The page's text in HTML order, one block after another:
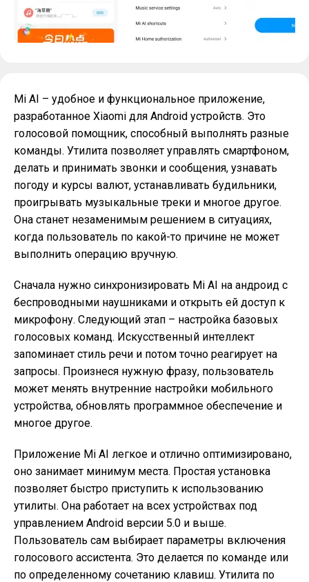
Mi AI – удобное и функциональное приложение,
разработанное Xiaomi для Android устройств. Это
голосовой помощник, способный выполнять разные
команды. Утилита позволяет управлять смартфоном,
делать и принимать звонки и сообщения, узнавать
погоду и курсы валют, устанавливать будильники,
проигрывать музыкальные треки и многое другое.
Она станет незаменимым решением в ситуациях,
когда пользователь по какой-то причине не может
выполнить операцию вручную.
Сначала нужно синхронизировать Mi AI на андроид с
беспроводными наушниками и открыть ей доступ к
микрофону. Следующий этап – настройка базовых
голосовых команд. Искусственный интеллект
запоминает стиль речи и потом точно реагирует на
запросы. Произнеся нужную фразу, пользователь
может менять внутренние настройки мобильного
устройства, обновлять программное обеспечение и
многое другое.
Приложение Mi AI легкое и отлично оптимизировано,
оно занимает минимум места. Простая установка
позволяет быстро приступить к использованию
утилиты. Она работает на всех устройствах под
управлением Android версии 5.0 и выше.
Пользователь сам выбирает параметры включения
голосового ассистента. Это делается по команде или
по определенному сочетанию клавиш. Утилита по